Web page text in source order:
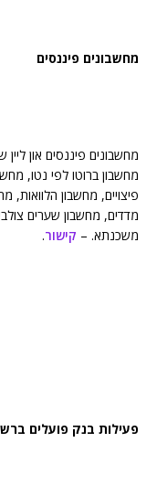
מחשבונים פיננסים
מחשבונים פיננסים און
מחשבון ברוטו לפי נטו,
פיצויים, מחשבון הלוואות,
מדדים, מחשבון שערים
משכנתא. – קישור.
פעילות בנק פועלים